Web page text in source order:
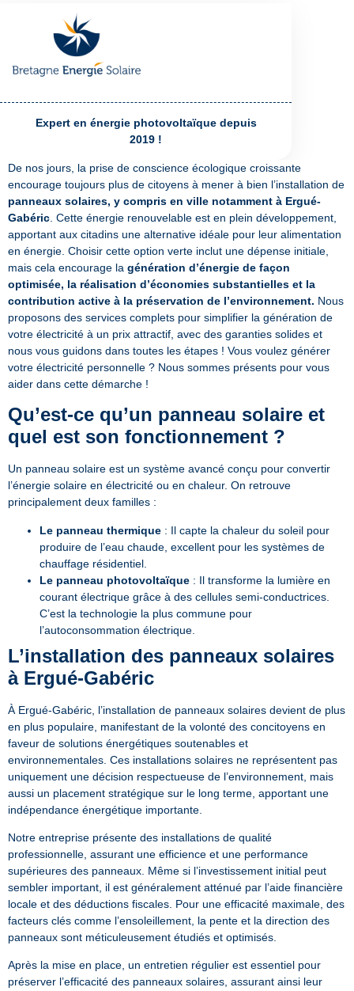
Expert en énergie photovoltaïque depuis
2019 !
De nos jours, la prise de conscience écologique croissante
encourage toujours plus de citoyens à mener à bien l’installation de
panneaux solaires, y compris en ville notamment à Ergué-
Gabéric . Cette énergie renouvelable est en plein développement,
apportant aux citadins une alternative idéale pour leur alimentation
en énergie. Choisir cette option verte inclut une dépense initiale,
mais cela encourage la génération d’énergie de façon
optimisée, la réalisation d’économies substantielles et la
contribution active à la préservation de l’environnement. Nous
proposons des services complets pour simplifier la génération de
votre électricité à un prix attractif, avec des garanties solides et
nous vous guidons dans toutes les étapes ! Vous voulez générer
votre électricité personnelle ? Nous sommes présents pour vous
aider dans cette démarche !
Qu’est-ce qu’un panneau solaire et
quel est son fonctionnement ?
Un panneau solaire est un système avancé conçu pour convertir
l’énergie solaire en électricité ou en chaleur. On retrouve
principalement deux familles :
Le panneau thermique : Il capte la chaleur du soleil pour
produire de l’eau chaude, excellent pour les systèmes de
chauffage résidentiel.
Le panneau photovoltaïque : Il transforme la lumière en
courant électrique grâce à des cellules semi-conductrices.
C’est la technologie la plus commune pour
l’autoconsommation électrique.
L’installation des panneaux solaires
à Ergué-Gabéric
À Ergué-Gabéric, l’installation de panneaux solaires devient de plus
en plus populaire, manifestant de la volonté des concitoyens en
faveur de solutions énergétiques soutenables et
environnementales. Ces installations solaires ne représentent pas
uniquement une décision respectueuse de l’environnement, mais
aussi un placement stratégique sur le long terme, apportant une
indépendance énergétique importante.
Notre entreprise présente des installations de qualité
professionnelle, assurant une efficience et une performance
supérieures des panneaux. Même si l’investissement initial peut
sembler important, il est généralement atténué par l’aide financière
locale et des déductions fiscales. Pour une efficacité maximale, des
facteurs clés comme l’ensoleillement, la pente et la direction des
panneaux sont méticuleusement étudiés et optimisés.
Après la mise en place, un entretien régulier est essentiel pour
préserver l’efficacité des panneaux solaires, assurant ainsi leur